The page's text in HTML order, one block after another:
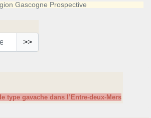
Gascogne Prospective
>>
type gavache dans l’Entre-deux-Mers